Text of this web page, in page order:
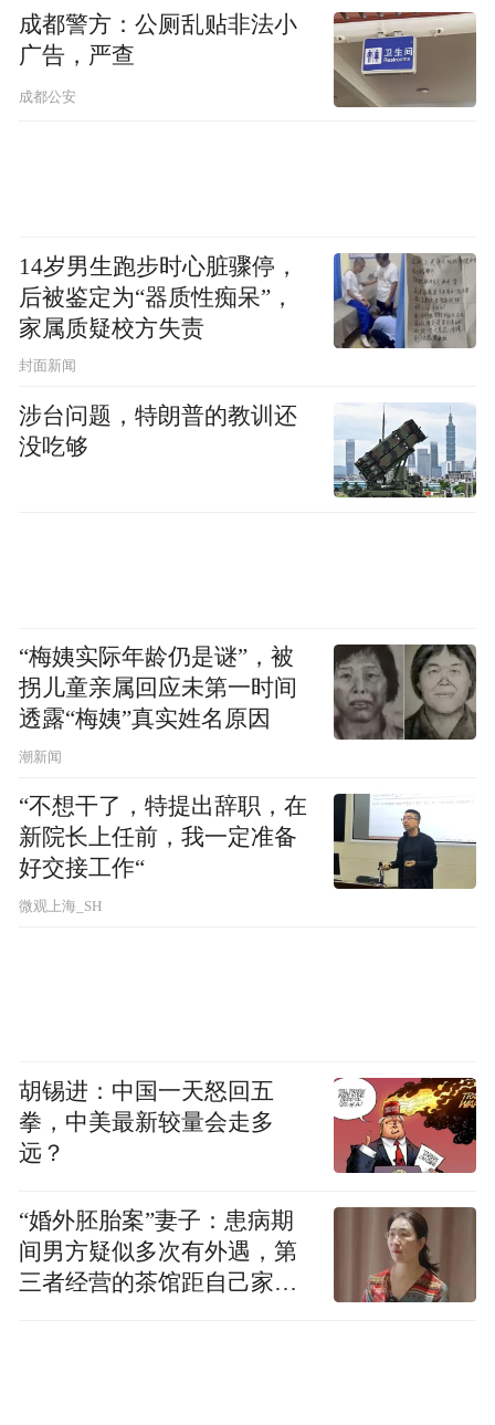
十，国家级重点专科实现新突破。医院坚持
党建引领统战工作，支社成立是医院统一战
线工作的大事喜事，更是凝聚发展合力、推
王振东强调，医院正处于国家区域医疗中心
建设攻坚、高质量发展提速的关键时期，九
三学社社员扎根临床、科研、教学、管理一
线，是医院不可或缺的骨干。他对医院支社
和全体社员提出五点希望：一要筑牢思想根
基，坚持正确政治方向，传承优良传统，始
终听党话、跟党走；二要深耕主责主业，坚
区域帮扶等重点工作，打造专属服务品牌；
四要积极参政议政，聚焦就医痛点、发展难
点深入调研，提升建言资政水平，当好参谋
凝聚社员合力，打造政治坚定、业务精湛、
作风优良的高素质队伍。医院党委将一如既
往全力支持支社各项工作开展，为社员履职
成都警方：公厕乱贴非法小
广告，严查
成都公安
14岁男生跑步时心脏骤停，
后被鉴定为“器质性痴呆”，
家属质疑校方失责
封面新闻
涉台问题，特朗普的教训还
没吃够
“梅姨实际年龄仍是谜”，被
拐儿童亲属回应未第一时间
透露“梅姨”真实姓名原因
潮新闻
“不想干了，特提出辞职，在
新院长上任前，我一定准备
好交接工作“
微观上海_SH
胡锡进：中国一天怒回五
拳，中美最新较量会走多
远？
“婚外胚胎案”妻子：患病期
间男方疑似多次有外遇，第
三者经营的茶馆距自己家步